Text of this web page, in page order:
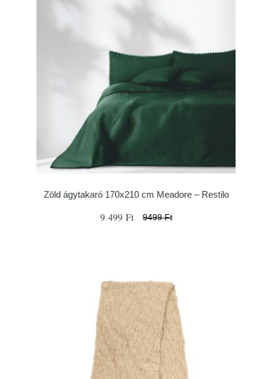
Zöld ágytakaró 170x210 cm Meadore – Restilo
9 499 Ft 9499 Ft